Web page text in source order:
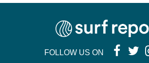
FOLLOW US ON